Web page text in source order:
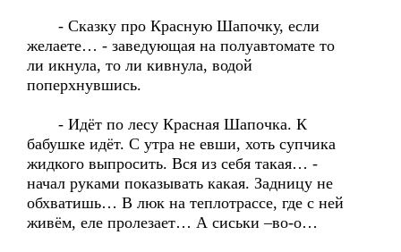
- Сказку про Красную Шапочку, если
желаете… - заведующая на полуавтомате то
ли икнула, то ли кивнула, водой
поперхнувшись.
- Идёт по лесу Красная Шапочка. К
бабушке идёт. С утра не евши, хоть супчика
жидкого выпросить. Вся из себя такая… -
начал руками показывать какая. Задницу не
обхватишь… В люк на теплотрассе, где с ней
живём, еле пролезает… А сиськи –во-о…